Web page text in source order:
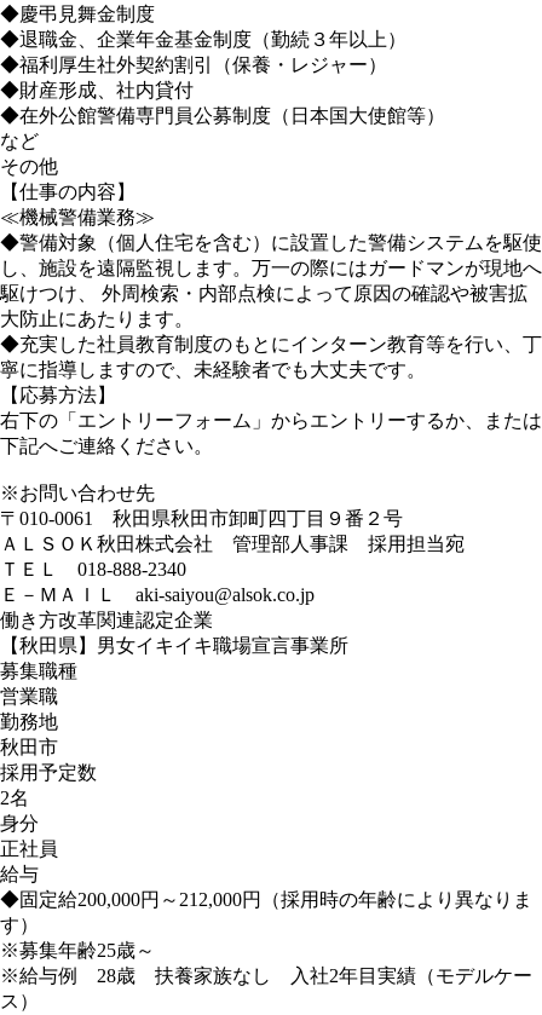
◆慶弔見舞金制度
◆退職金、企業年金基金制度（勤続３年以上）
◆福利厚生社外契約割引（保養・レジャー）
◆財産形成、社内貸付
◆在外公館警備専門員公募制度（日本国大使館等）
など
その他
【仕事の内容】
≪機械警備業務≫
◆警備対象（個人住宅を含む）に設置した警備システムを駆使
し、施設を遠隔監視します。万一の際にはガードマンが現地へ
駆けつけ、 外周検索・内部点検によって原因の確認や被害拡
大防止にあたります。
◆充実した社員教育制度のもとにインターン教育等を行い、丁
寧に指導しますので、未経験者でも大丈夫です。
【応募方法】
右下の「エントリーフォーム」からエントリーするか、または
下記へご連絡ください。
※お問い合わせ先
〒010-0061 秋田県秋田市卸町四丁目９番２号
ＡＬＳＯＫ秋田株式会社 管理部人事課 採用担当宛
ＴＥＬ 018-888-2340
Ｅ－ＭＡＩＬ aki-saiyou@alsok.co.jp
働き方改革関連認定企業
【秋田県】男女イキイキ職場宣言事業所
募集職種
営業職
勤務地
秋田市
採用予定数
2名
身分
正社員
給与
◆固定給200,000円～212,000円（採用時の年齢により異なりま
す）
※募集年齢25歳～
※給与例 28歳 扶養家族なし 入社2年目実績（モデルケー
ス）